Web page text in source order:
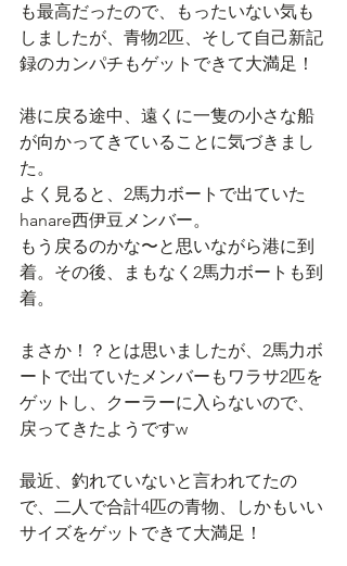
も最高だったので、もったいない気も
しましたが、青物2匹、そして自己新記
録のカンパチもゲットできて大満足！
港に戻る途中、遠くに一隻の小さな船
が向かってきていることに気づきまし
た。
よく見ると、2馬力ボートで出ていた
hanare西伊豆メンバー。
もう戻るのかな〜と思いながら港に到
着。その後、まもなく2馬力ボートも到
着。
まさか！？とは思いましたが、2馬力ボ
ートで出ていたメンバーもワラサ2匹を
ゲットし、クーラーに入らないので、
戻ってきたようですw
最近、釣れていないと言われてたの
で、二人で合計4匹の青物、しかもいい
サイズをゲットできて大満足！